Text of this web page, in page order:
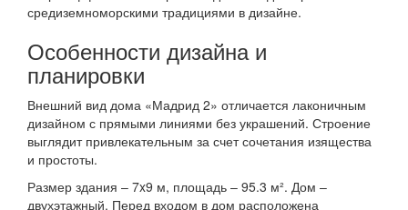
средиземноморскими традициями в дизайне.
Особенности дизайна и
планировки
Внешний вид дома «Мадрид 2» отличается лаконичным
дизайном с прямыми линиями без украшений. Строение
выглядит привлекательным за счет сочетания изящества
и простоты.
Размер здания – 7x9 м, площадь – 95.3 м². Дом –
двухэтажный. Перед входом в дом расположена